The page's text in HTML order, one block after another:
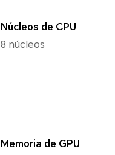
Núcleos de CPU
8 núcleos
Memoria de GPU